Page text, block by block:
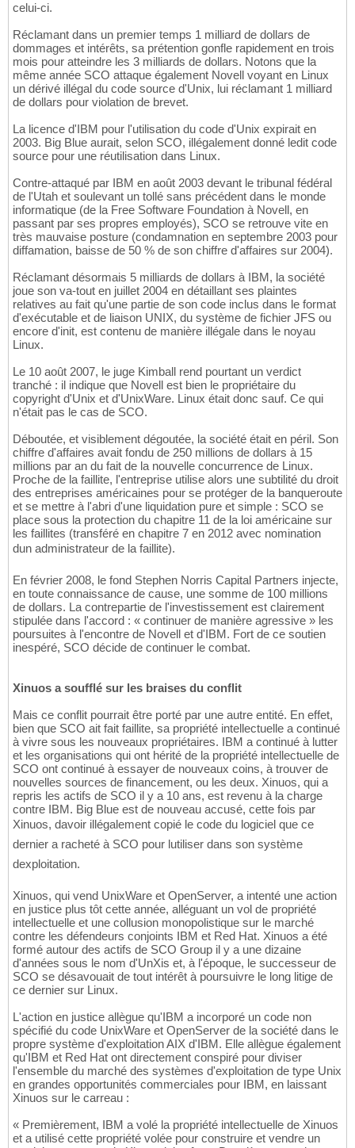
celui-ci.
Réclamant dans un premier temps 1 milliard de dollars de
dommages et intérêts, sa prétention gonfle rapidement en trois
mois pour atteindre les 3 milliards de dollars. Notons que la
même année SCO attaque également Novell voyant en Linux
un dérivé illégal du code source d'Unix, lui réclamant 1 milliard
de dollars pour violation de brevet.
La licence d'IBM pour l'utilisation du code d'Unix expirait en
2003. Big Blue aurait, selon SCO, illégalement donné ledit code
source pour une réutilisation dans Linux.
Contre-attaqué par IBM en août 2003 devant le tribunal fédéral
de l'Utah et soulevant un tollé sans précédent dans le monde
informatique (de la Free Software Foundation à Novell, en
passant par ses propres employés), SCO se retrouve vite en
très mauvaise posture (condamnation en septembre 2003 pour
diffamation, baisse de 50 % de son chiffre d'affaires sur 2004).
Réclamant désormais 5 milliards de dollars à IBM, la société
joue son va-tout en juillet 2004 en détaillant ses plaintes
relatives au fait qu'une partie de son code inclus dans le format
d'exécutable et de liaison UNIX, du système de fichier JFS ou
encore d'init, est contenu de manière illégale dans le noyau
Linux.
Le 10 août 2007, le juge Kimball rend pourtant un verdict
tranché : il indique que Novell est bien le propriétaire du
copyright d'Unix et d'UnixWare. Linux était donc sauf. Ce qui
n'était pas le cas de SCO.
Déboutée, et visiblement dégoutée, la société était en péril. Son
chiffre d'affaires avait fondu de 250 millions de dollars à 15
millions par an du fait de la nouvelle concurrence de Linux.
Proche de la faillite, l'entreprise utilise alors une subtilité du droit
des entreprises américaines pour se protéger de la banqueroute
et se mettre à l'abri d'une liquidation pure et simple : SCO se
place sous la protection du chapitre 11 de la loi américaine sur
les faillites (transféré en chapitre 7 en 2012 avec nomination
dun administrateur de la faillite).
En février 2008, le fond Stephen Norris Capital Partners injecte,
en toute connaissance de cause, une somme de 100 millions
de dollars. La contrepartie de l'investissement est clairement
stipulée dans l'accord : « continuer de manière agressive » les
poursuites à l'encontre de Novell et d'IBM. Fort de ce soutien
inespéré, SCO décide de continuer le combat.
Xinuos a soufflé sur les braises du conflit
Mais ce conflit pourrait être porté par une autre entité. En effet,
bien que SCO ait fait faillite, sa propriété intellectuelle a continué
à vivre sous les nouveaux propriétaires. IBM a continué à lutter
et les organisations qui ont hérité de la propriété intellectuelle de
SCO ont continué à essayer de nouveaux coins, à trouver de
nouvelles sources de financement, ou les deux. Xinuos, qui a
repris les actifs de SCO il y a 10 ans, est revenu à la charge
contre IBM. Big Blue est de nouveau accusé, cette fois par
Xinuos, davoir illégalement copié le code du logiciel que ce
dernier a racheté à SCO pour lutiliser dans son système
dexploitation.
Xinuos, qui vend UnixWare et OpenServer, a intenté une action
en justice plus tôt cette année, alléguant un vol de propriété
intellectuelle et une collusion monopolistique sur le marché
contre les défendeurs conjoints IBM et Red Hat. Xinuos a été
formé autour des actifs de SCO Group il y a une dizaine
d'années sous le nom d'UnXis et, à l'époque, le successeur de
SCO se désavouait de tout intérêt à poursuivre le long litige de
ce dernier sur Linux.
L'action en justice allègue qu'IBM a incorporé un code non
spécifié du code UnixWare et OpenServer de la société dans le
propre système d'exploitation AIX d'IBM. Elle allègue également
qu'IBM et Red Hat ont directement conspiré pour diviser
l'ensemble du marché des systèmes d'exploitation de type Unix
en grandes opportunités commerciales pour IBM, en laissant
Xinuos sur le carreau :
« Premièrement, IBM a volé la propriété intellectuelle de Xinuos
et a utilisé cette propriété volée pour construire et vendre un